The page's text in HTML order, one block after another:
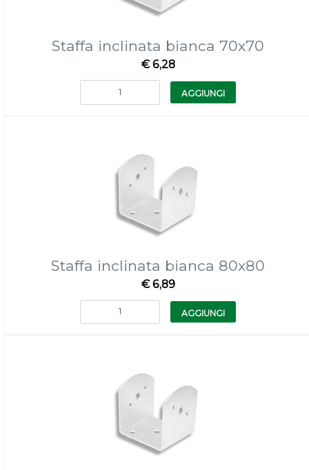
Staffa inclinata bianca 70x70
€ 6,28
Quantità
AGGIUNGI
Staffa inclinata bianca 80x80
€ 6,89
Quantità
AGGIUNGI